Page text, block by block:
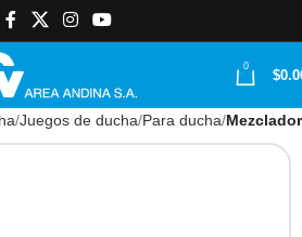
0
$
Juegos de ducha Para ducha Mezclador